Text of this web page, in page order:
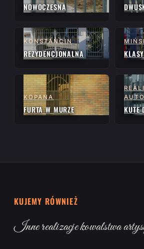
NOWOCZESNA
KONSTANCIN
REZYDENCJONALNA
KOPANA
FURTA W MURZE KUTE
KUJEMY RÓWNIEŻ
Inne realizacje kowalstwa